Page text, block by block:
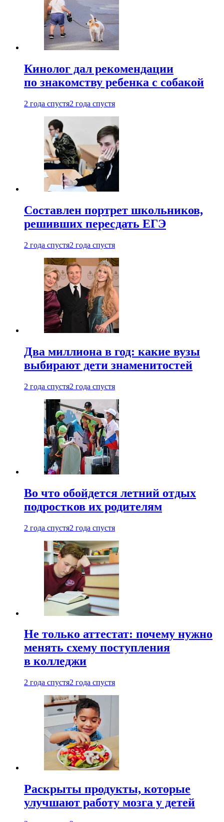
Кинолог дал рекомендации
по знакомству ребенка с собакой
2 года спустя2 года спустя
Составлен портрет школьников,
решивших пересдать ЕГЭ
2 года спустя2 года спустя
Два миллиона в год: какие вузы
выбирают дети знаменитостей
2 года спустя2 года спустя
Во что обойдется летний отдых
подростков их родителям
2 года спустя2 года спустя
Не только аттестат: почему нужно
менять схему поступления
в колледжи
2 года спустя2 года спустя
Раскрыты продукты, которые
улучшают работу мозга у детей